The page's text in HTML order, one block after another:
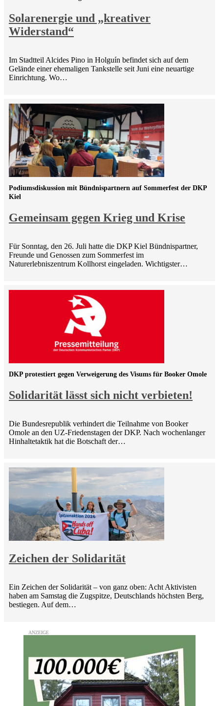
Solarenergie und „kreativer
Widerstand“
Im Stadtteil Alcides Pino in Holguín befindet sich auf dem
Gelände einer ehemaligen Tankstelle seit Juni eine neuartige
Einrichtung. Wo…
Gemeinsam gegen Krieg und Krise
Podiumsdiskussion mit Bündnispartnern auf Sommerfest der DKP
Kiel
Für Sonntag, den 26. Juli hatte die DKP Kiel Bündnispartner,
Freunde und Genossen zum Sommerfest im
Naturerlebniszentrum Kollhorst eingeladen. Wichtigster…
Solidarität lässt sich nicht verbieten!
DKP protestiert gegen Verweigerung des Visums für Booker Omole
Die Bundesrepublik verhindert die Teilnahme von Booker
Omole an den UZ-Friedenstagen der DKP. Nach wochenlanger
Hinhaltetaktik hat die Botschaft der…
Zeichen der Solidarität
Ein Zeichen der Solidarität – von ganz oben: Acht Aktivisten
haben am Samstag die Zugspitze, Deutschlands höchsten Berg,
bestiegen. Auf dem…